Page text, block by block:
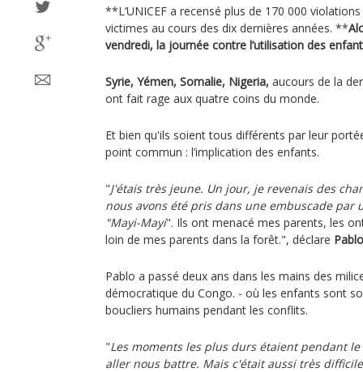
**L’UNICEF a recensé plus de 170 000
victimes au cours des dix dernières années. **
vendredi, la journée contre l’utilisation des
Syrie, Yémen, Somalie, Nigeria, aucours de la
ont fait rage aux quatre coins du monde.
Et bien qu'ils soient tous différents par leur
point commun : l’implication des enfants.
"J'étais très jeune. Un jour, je revenais des
nous avons été pris dans une embuscade par
"Mayi-Mayi". Ils ont menacé mes parents, les
loin de mes parents dans la forêt.", déclare Pablo
Pablo a passé deux ans dans les mains des
démocratique du Congo. - où les enfants sont
boucliers humains pendant les conflits.
"Les moments les plus durs étaient pendant
aller nous battre. Mais c'était aussi très